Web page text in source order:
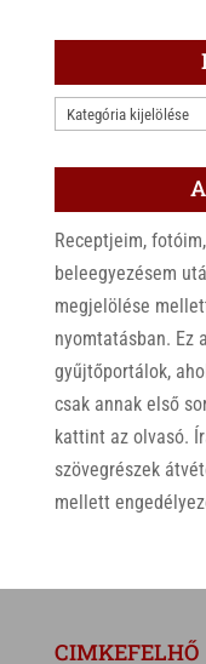
KATEGÓRIÁK
Receptjeim,
beleegyezésem
megjelölése
nyomtatásban. Ez
gyűjtőportálok,
csak annak első
kattint az olvasó.
szövegrészek
mellett
CIMKEFELHŐ